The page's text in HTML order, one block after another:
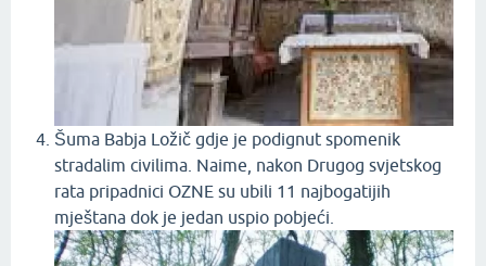
Šuma Babja Ložič gdje je podignut spomenik
stradalim civilima. Naime, nakon Drugog svjetskog
rata pripadnici OZNE su ubili 11 najbogatijih
mještana dok je jedan uspio pobjeći.